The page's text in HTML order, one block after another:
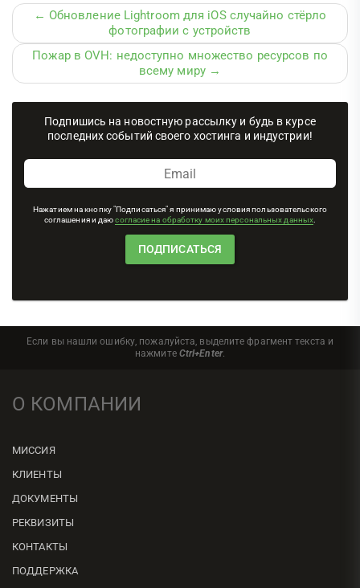
← Обновление Lightroom для iOS случайно стёрло
фотографии с устройств
Пожар в OVH: недоступно множество ресурсов по
всему миру →
Подпишись на новостную рассылку и будь в курсе
последних событий своего хостинга и индустрии!
Нажатием на кнопку "Подписаться" я принимаю условия пользовательского
соглашения и даюсогласие на обработку моих персональных данных.
Если вы нашли ошибку, пожалуйста, выделите фрагмент текста и
нажмите Ctrl+Enter.
О КОМПАНИИ
МИССИЯ
КЛИЕНТЫ
ДОКУМЕНТЫ
РЕКВИЗИТЫ
КОНТАКТЫ
ПОДДЕРЖКА